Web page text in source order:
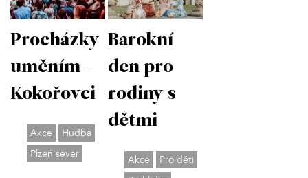
Procházky
uměním -
Kokořovci
Akce
Hudba
Plzeň sever
Barokní
den pro
rodiny s
dětmi
Akce
Pro děti